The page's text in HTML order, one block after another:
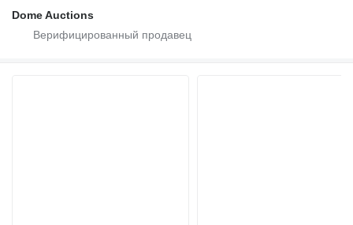
Dome Auctions